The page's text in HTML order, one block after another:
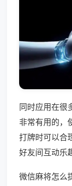
同时应用在很
非常有用的，
打牌时可以合
好友间互动乐
微信麻将怎么